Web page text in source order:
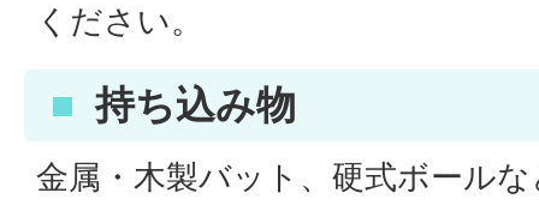
ください。
持ち込み物
金属・木製バット、硬式ボール